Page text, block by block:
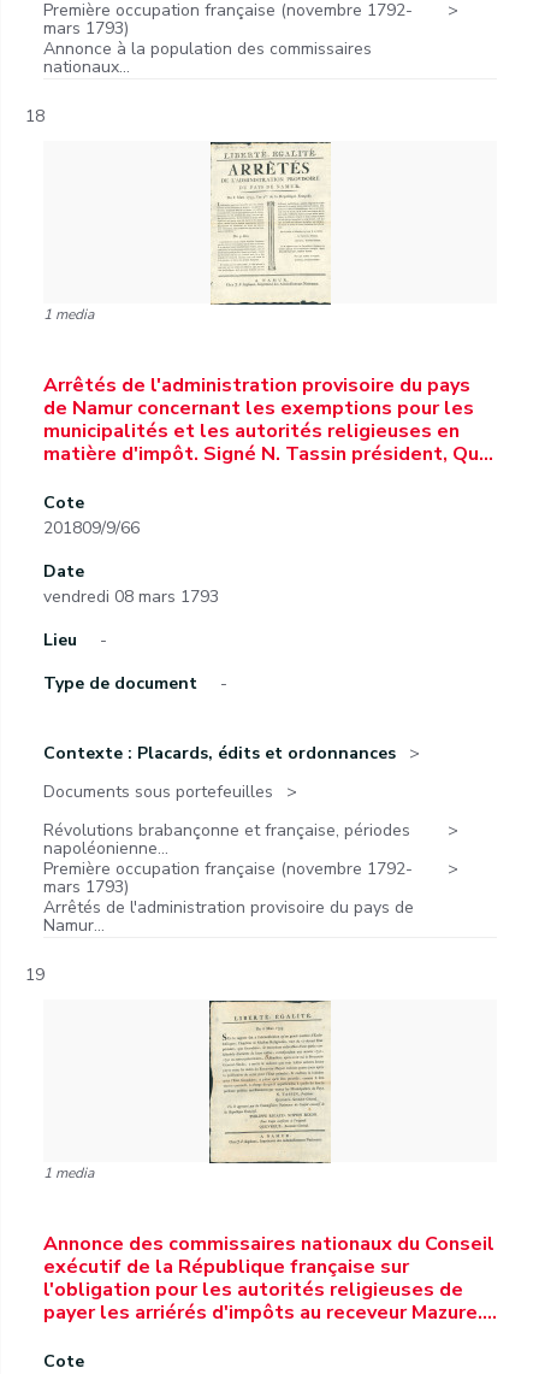
Première occupation française (novembre 1792-
mars 1793)
Annonce à la population des commissaires
nationaux...
18
1 media
Arrêtés de l'administration provisoire du pays
de Namur concernant les exemptions pour les
municipalités et les autorités religieuses en
matière d'impôt. Signé N. Tassin président, Qu…
Cote
201809/9/66
Date
vendredi 08 mars 1793
Lieu
-
Type de document
-
Contexte : Placards, édits et ordonnances
Documents sous portefeuilles
Révolutions brabançonne et française, périodes
napoléonienne...
Première occupation française (novembre 1792-
mars 1793)
Arrêtés de l'administration provisoire du pays de
Namur...
19
1 media
Annonce des commissaires nationaux du Conseil
exécutif de la République française sur
l'obligation pour les autorités religieuses de
payer les arriérés d'impôts au receveur Mazure.…
Cote